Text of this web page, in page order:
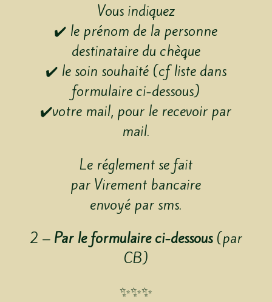
Vous indiquez
✔️ le prénom de la personne
destinataire du chèque
✔️ le soin souhaité (cf liste dans
formulaire ci-dessous)
✔️votre mail, pour le recevoir par
mail.
Le réglement se fait
par Virement bancaire
envoyé par sms.
2 – Par le formulaire ci-dessous(par
CB)
✨✨✨